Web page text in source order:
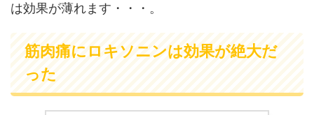
は効果が薄れます・・・。
筋肉痛にロキソニンは効果が絶大だ
った